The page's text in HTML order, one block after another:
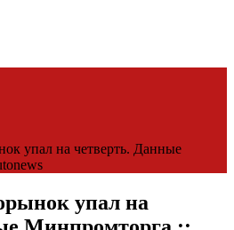
упал на четверть. Данные
упал на